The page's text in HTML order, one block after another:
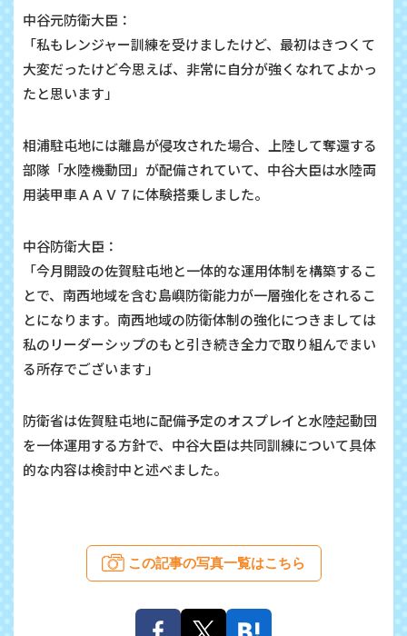
中谷元防衛大臣：
「私もレンジャー訓練を受けましたけど、最初はきつくて
大変だったけど今思えば、非常に自分が強くなれてよかっ
たと思います」
相浦駐屯地には離島が侵攻された場合、上陸して奪還する
部隊「水陸機動団」が配備されていて、中谷大臣は水陸両
用装甲車ＡＡＶ７に体験搭乗しました。
中谷防衛大臣：
「今月開設の佐賀駐屯地と一体的な運用体制を構築するこ
とで、南西地域を含む島嶼防衛能力が一層強化をされるこ
とになります。南西地域の防衛体制の強化につきましては
私のリーダーシップのもと引き続き全力で取り組んでまい
る所存でございます」
防衛省は佐賀駐屯地に配備予定のオスプレイと水陸起動団
を一体運用する方針で、中谷大臣は共同訓練について具体
的な内容は検討中と述べました。
この記事の写真一覧はこちら